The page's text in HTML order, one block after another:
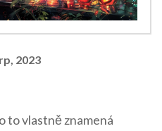
2023
to vlastně znamená